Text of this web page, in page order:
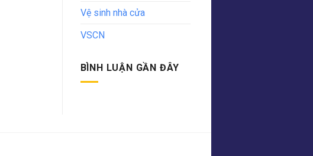
Vệ sinh nhà cửa
VSCN
BÌNH LUẬN GẦN ĐÂY